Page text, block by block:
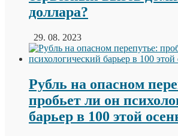
доллара?
29. 08. 2023
Рубль на опасном
пробьет ли он
барьер в 100 этой